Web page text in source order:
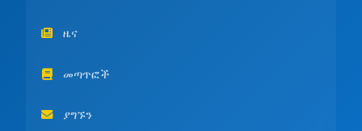
ዜና
መጣጥፎች
ያግኙን